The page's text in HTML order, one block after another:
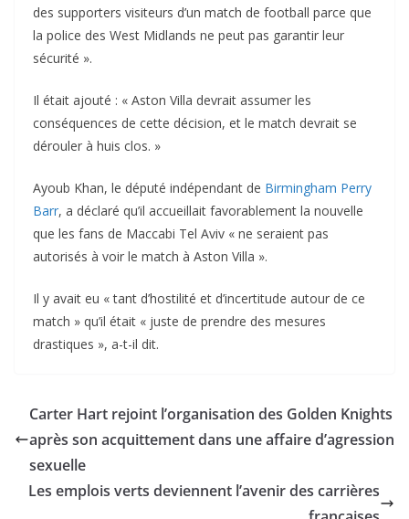
des supporters visiteurs d’un match de football parce que
la police des West Midlands ne peut pas garantir leur
sécurité ».
Il était ajouté : « Aston Villa devrait assumer les
conséquences de cette décision, et le match devrait se
dérouler à huis clos. »
Ayoub Khan, le député indépendant de Birmingham Perry
Barr, a déclaré qu’il accueillait favorablement la nouvelle
que les fans de Maccabi Tel Aviv « ne seraient pas
autorisés à voir le match à Aston Villa ».
Il y avait eu « tant d’hostilité et d’incertitude autour de ce
match » qu’il était « juste de prendre des mesures
drastiques », a-t-il dit.
Carter Hart rejoint l’organisation des Golden Knights
après son acquittement dans une affaire d’agression
sexuelle
Les emplois verts deviennent l’avenir des carrières